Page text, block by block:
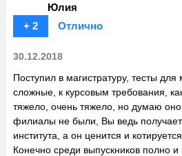
Юлия
+ 2
Отлично
30.12.2018
Поступил в магистратуру, тесты для
сложные, к курсовым требования,
тяжело, очень тяжело, но думаю оно
филиалы не были, Вы ведь
института, а он ценится и
Конечно среди выпускников полно